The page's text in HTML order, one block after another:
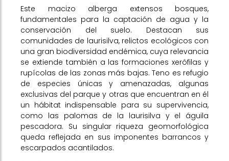
Este macizo alberga extensos bosques,
fundamentales para la captación de agua y la
conservación del suelo. Destacan sus
comunidades de laurisilva, relictos ecológicos con
una gran biodiversidad endémica, cuya relevancia
se extiende también a las formaciones xerófilas y
rupícolas de las zonas más bajas. Teno es refugio
de especies únicas y amenazadas, algunas
exclusivas del parque y otras que encuentran en él
un hábitat indispensable para su supervivencia,
como las palomas de la laurisilva y el águila
pescadora. Su singular riqueza geomorfológica
queda reflejada en sus imponentes barrancos y
escarpados acantilados.